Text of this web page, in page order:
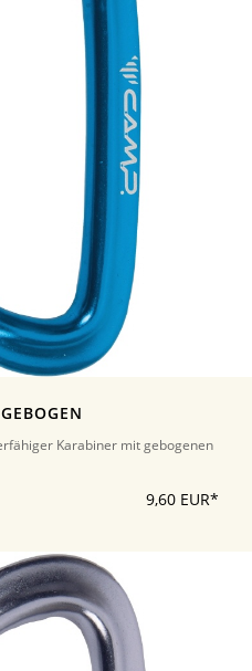
Karabiner mit gebogenen
9,60 EUR*